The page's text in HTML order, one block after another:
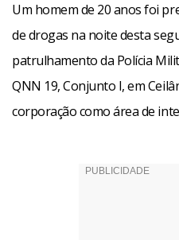
Um homem de 20 anos foi
de drogas na noite desta
patrulhamento da Polícia
QNN 19, Conjunto I, em
corporação como área de